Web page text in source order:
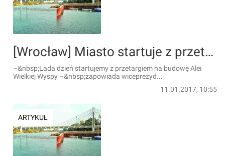
[Wrocław] Miasto startuje z przetargiem na Aleję Wielkiej Wyspy. Urzędnicy będą szukać partnera
–&nbsp;Lada dzień startujemy z przetargiem na budowę Alei
Wielkiej Wyspy –&nbsp;zapowiada wiceprezyd...
11.01.2017, 10:55
ARTYKUŁ